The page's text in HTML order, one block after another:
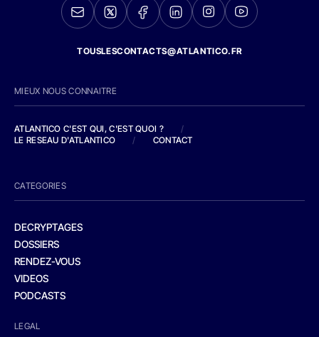
TOUSLESCONTACTS@ATLANTICO.FR
MIEUX NOUS CONNAITRE
ATLANTICO C'EST QUI, C'EST QUOI ?
/
LE RESEAU D'ATLANTICO
/ CONTACT
CATEGORIES
DECRYPTAGES
DOSSIERS
RENDEZ-VOUS
VIDEOS
PODCASTS
LEGAL